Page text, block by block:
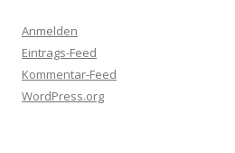
Anmelden
Eintrags-Feed
Kommentar-Feed
WordPress.org